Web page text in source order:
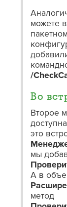
можете
/
Во
Второе
это
мы
А в
метод